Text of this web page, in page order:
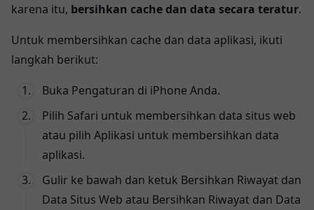
karena itu, bersihkan cache dan data secara teratur.
Untuk membersihkan cache dan data aplikasi, ikuti
langkah berikut:
Buka Pengaturan di iPhone Anda.
Pilih Safari untuk membersihkan data situs web
atau pilih Aplikasi untuk membersihkan data
aplikasi.
Gulir ke bawah dan ketuk Bersihkan Riwayat dan
Data Situs Web atau Bersihkan Riwayat dan Data